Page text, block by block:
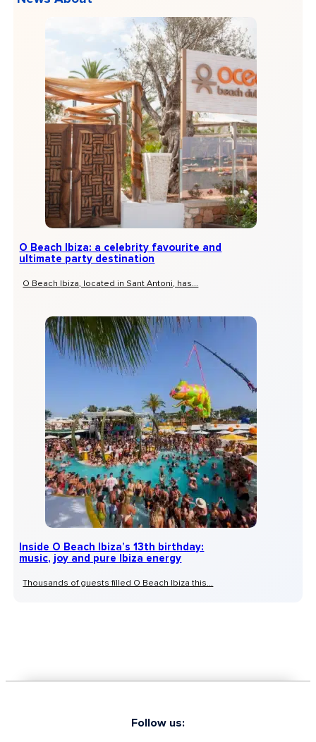
O Beach Ibiza: a celebrity favourite and
ultimate party destination
O Beach Ibiza, located in Sant Antoni, has...
Inside O Beach Ibiza’s 13th birthday:
music, joy and pure Ibiza energy
Thousands of guests filled O Beach Ibiza this...
Follow us: